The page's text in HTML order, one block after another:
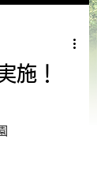
施！